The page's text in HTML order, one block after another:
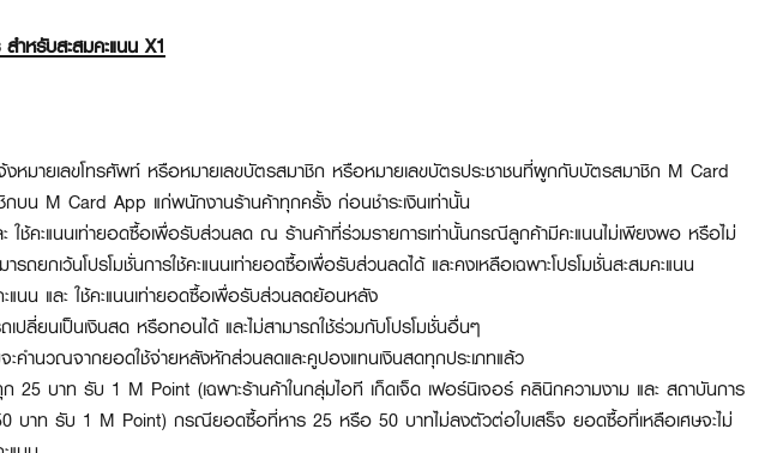
ำหรับสะสมคะแนน X1
มายเลขโทรศัพท์ หรือหมายเลขบัตรสมาชิก หรือหมายเลขบัตรประชาชนที่ผูกกับบัตรสมาชิก M Card
กบน M Card App แก่พนักงานร้านค้าทุกครั้ง ก่อนชำระเงินเท่านั้น
ใช้คะแนนเท่ายอดซื้อเพื่อรับส่วนลด ณ ร้านค้าที่ร่วมรายการเท่านั้นกรณีลูกค้ามีคะแนนไม่เพียงพอ หรือไม่
รถยกเว้นโปรโมชั่นการใช้คะแนนเท่ายอดซื้อเพื่อรับส่วนลดได้ และคงเหลือเฉพาะโปรโมชั่นสะสมคะแนน
แนน และ ใช้คะแนนเท่ายอดซื้อเพื่อรับส่วนลดย้อนหลัง
ปลี่ยนเป็นเงินสด หรือทอนได้ และไม่สามารถใช้ร่วมกับโปรโมชั่นอื่นๆ
จะคำนวณจากยอดใช้จ่ายหลังหักส่วนลดและคูปองแทนเงินสดทุกประเภทแล้ว
25 บาท รับ 1 M Point (เฉพาะร้านค้าในกลุ่มไอที เก็ดเจ็ด เฟอร์นิเจอร์ คลินิกความงาม และ สถาบันการ
บาท รับ 1 M Point) กรณียอดซื้อที่หาร 25 หรือ 50 บาทไม่ลงตัวต่อใบเสร็จ ยอดซื้อที่เหลือเศษจะไม่